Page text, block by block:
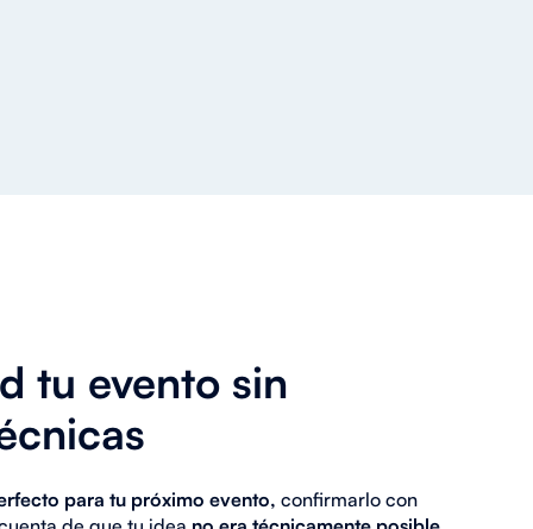
tu evento sin
para tu próximo evento, confirmarlo con